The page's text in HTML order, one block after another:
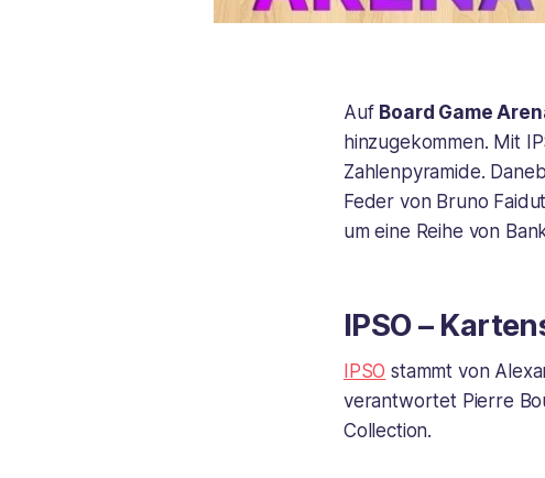
Auf Board Game
hinzugekommen. Mit
Zahlenpyramide.
Feder von Bruno
um eine Reihe von
IPSO –
IPSO stammt von
verantwortet Pierre
Collection.